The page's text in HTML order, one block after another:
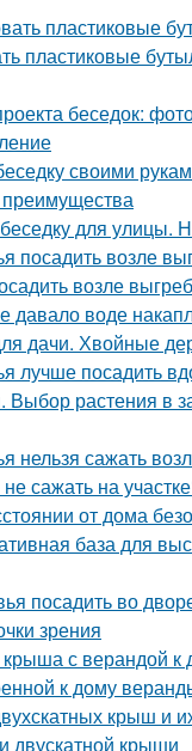
пластиковые
пластиковые
беседок:
своими
для улицы.
посадить возле
возле
давало воде
дачи. Хвойные
лучше посадить
растения в
нельзя сажать
сажать на
от дома
база для
посадить во
зрения
с верандой к
к дому
крыш и
двускатной крыши